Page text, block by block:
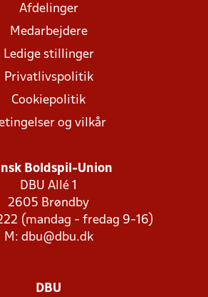
Afdelinger
Medarbejdere
Ledige stillinger
Privatlivspolitik
Cookiepolitik
og vilkår
Boldspil-Union
DBU Allé 1
2605 Brøndby
(mandag - fredag 9-16)
M: dbu@dbu.dk
DBU